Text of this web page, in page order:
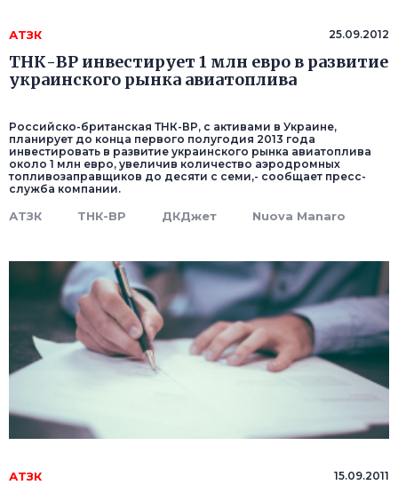
АТЗК 25.09.2012
ТНК-ВР инвестирует 1 млн евро в развитие
украинского рынка авиатоплива
Российско-британская ТНК-ВР, с активами в Украине,
планирует до конца первого полугодия 2013 года
инвестировать в развитие украинского рынка авиатоплива
около 1 млн евро, увеличив количество аэродромных
топливозаправщиков до десяти с семи,- сообщает пресс-
служба компании.
АТЗК ТНК-ВР ДКДжет Nuovа Manaro
АТЗК 15.09.2011